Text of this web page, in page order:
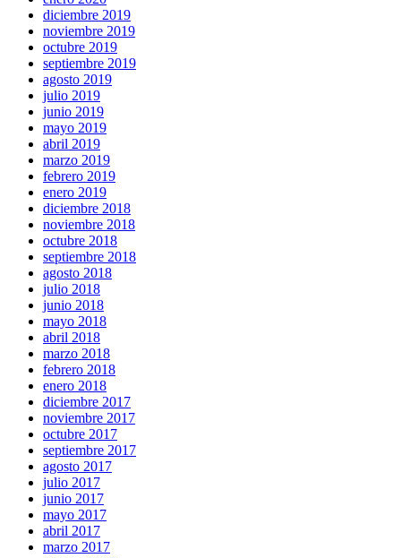
diciembre 2019
noviembre 2019
octubre 2019
septiembre 2019
agosto 2019
julio 2019
junio 2019
mayo 2019
abril 2019
marzo 2019
febrero 2019
enero 2019
diciembre 2018
noviembre 2018
octubre 2018
septiembre 2018
agosto 2018
julio 2018
junio 2018
mayo 2018
abril 2018
marzo 2018
febrero 2018
enero 2018
diciembre 2017
noviembre 2017
octubre 2017
septiembre 2017
agosto 2017
julio 2017
junio 2017
mayo 2017
abril 2017
marzo 2017